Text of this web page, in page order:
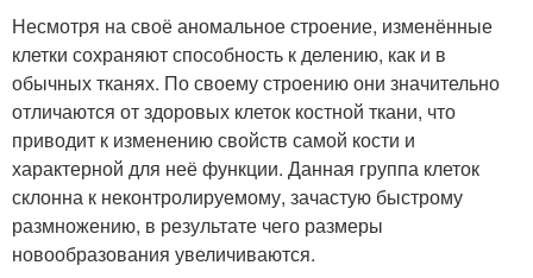
Несмотря на своё аномальное строение, изменённые
клетки сохраняют способность к делению, как и в
обычных тканях. По своему строению они значительно
отличаются от здоровых клеток костной ткани, что
приводит к изменению свойств самой кости и
характерной для неё функции. Данная группа клеток
склонна к неконтролируемому, зачастую быстрому
размножению, в результате чего размеры
новообразования увеличиваются.